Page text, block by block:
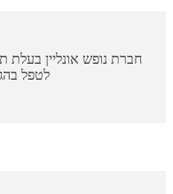
חברת נופש אונליין בעלת
לטפל